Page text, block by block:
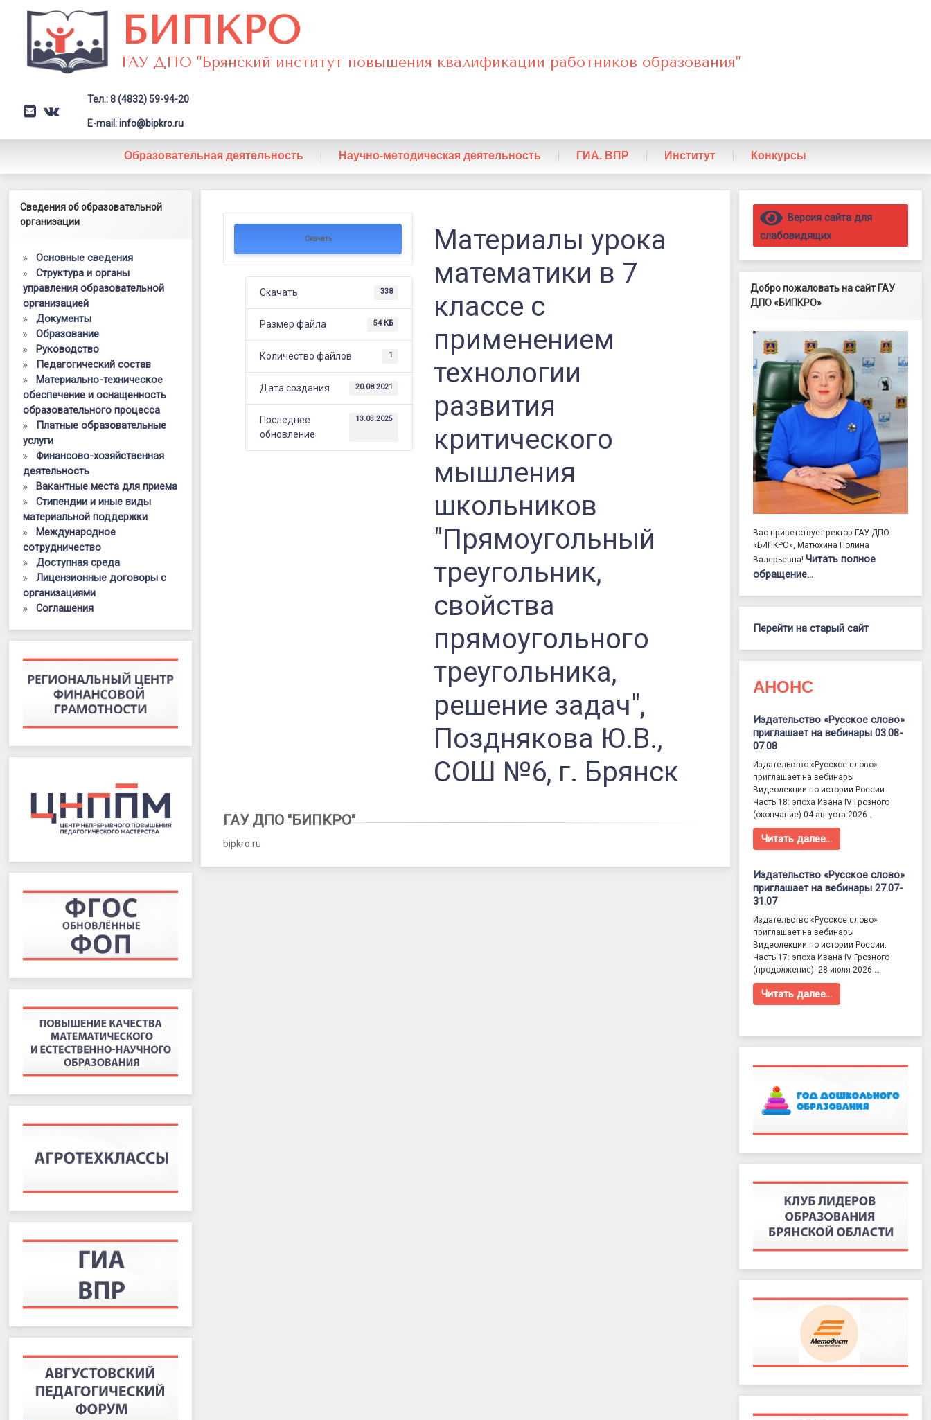
содержимому
БИПКРО
ГАУ ДПО "Брянский институт повышения квалификации работников образования"
E-mail
VK Заголовок сайта → второстепенный
Тел.: 8 (4832) 59-94-20
E-mail: info@bipkro.ru
Образовательная деятельность Научно-методическая деятельность ГИА. ВПР Институт Конкурсы
урока
математики
классе
применением
технологии
развития
критического
мышления
Скачать
Скачать 338
Размер файла 54 КБ
Количество файлов 1
Дата создания 20.08.2021
Последнее
обновление
13.03.2025
Материалы урока
математики в 7
классе с
применением
технологии
развития
критического
мышления
школьников
"Прямоугольный
треугольник,
свойства
прямоугольного
треугольника,
решение задач",
Позднякова Ю.В.,
СОШ №6, г. Брянск
ГАУ ДПО "БИПКРО"
bipkro.ru
Левый сайдбар
Сведения об образовательной
организации
Основные сведения
Структура и органы
управления образовательной
организацией
Документы
Образование
Руководство
Педагогический состав
Материально-техническое
обеспечение и оснащенность
образовательного процесса
Платные образовательные
услуги
Финансово-хозяйственная
деятельность
Вакантные места для приема
Стипендии и иные виды
материальной поддержки
Международное
сотрудничество
Доступная среда
Лицензионные договоры с
организациями
Соглашения
Правый сайдбар
Версия сайта для
слабовидящих
Добро пожаловать на сайт ГАУ
ДПО «БИПКРО»
Вас приветствует ректор ГАУ ДПО
«БИПКРО», Матюхина Полина
Валерьевна!Читать полное
обращение…
Перейти на старый сайт
АНОНС
Издательство «Русское слово»
приглашает на вебинары 03.08-
07.08
Издательство «Русское слово»
приглашает на вебинары
Видеолекции по истории России.
Часть 18: эпоха Ивана IV Грозного
(окончание) 04 августа 2026 …
Читать далее…
Издательство «Русское слово»
приглашает на вебинары 27.07-
31.07
Издательство «Русское слово»
приглашает на вебинары
Видеолекции по истории России.
Часть 17: эпоха Ивана IV Грозного
(продолжение) 28 июля 2026 …
Читать далее…